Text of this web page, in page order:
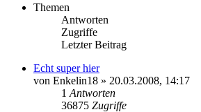
Themen
Antworten
Zugriffe
Letzter Beitrag
Echt super hier
von Enkelin18 » 20.03.2008, 14:17
1 Antworten
36875 Zugriffe